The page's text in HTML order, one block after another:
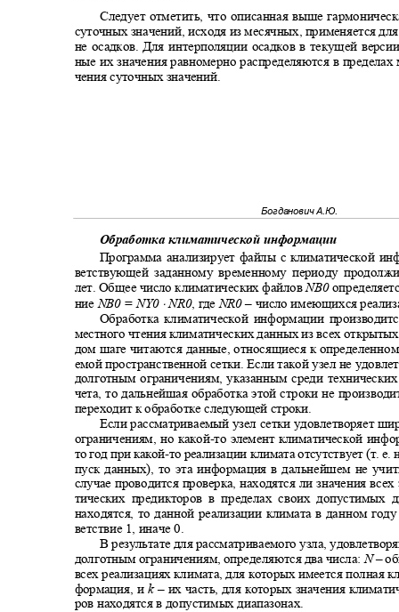
Следует отметить, что описанная выше
суточных значений, исходя из месячных, применяется
не осадков. Для интерполяции осадков в текущей
ные их значения равномерно распределяются в
чения суточных значений.
Богданович А.Ю.
Обработка климатической информации
Программа анализирует файлы с климатической
ветствующей заданному временному периоду
лет. Общее число климатических файловNB0
ние NB0 = NY0 ⋅NR0, где NR0– число имеющихся
Обработка климатической информации
местного чтения климатических данных из всех
дом шаге читаются данные, относящиеся к
емой пространственной сетки. Если такой узел не
долготным ограничениям, указанным среди
чета, то дальнейшая обработка этой строки не
переходит к обработке следующей строки.
Если рассматриваемый узел сетки удовлетворяет
ограничениям, но какой-то элемент климатической
то год при какой-то реализации климата отсутствует (т.
пуск данных), то эта информация в дальнейшем не
случае проводится проверка, находятся ли значения
тических предикторов в пределах своих
находятся, то данной реализации климата в данном
ветствие 1, иначе 0.
В результате для рассматриваемого узла,
долготным ограничениям, определяются два числа: N–
всех реализациях климата, для которых имеется полная
формация, и k– их часть, для которых значения
ров находятся в допустимых диапазонах.